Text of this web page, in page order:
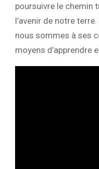
poursuivre le chemin
l’avenir de notre
nous sommes à ses
moyens d’apprendre